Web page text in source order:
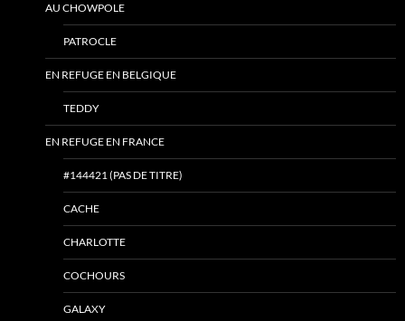
AU CHOWPOLE
PATROCLE
EN REFUGE EN BELGIQUE
TEDDY
EN REFUGE EN FRANCE
#144421 (PAS DE TITRE)
CACHE
CHARLOTTE
COCHOURS
GALAXY